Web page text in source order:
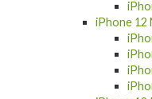
iPhone 12